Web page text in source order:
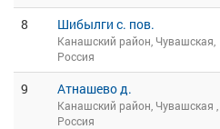
8 Шибылги с. пов.
Канашский район, Чувашская,
Россия
9 Атнашево д.
Канашский район, Чувашская ,
Россия